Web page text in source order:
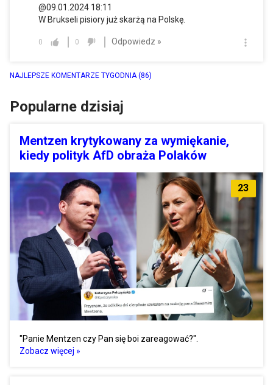
@09.01.2024 18:11
W Brukseli pisiory już skarżą na Polskę.
0 0 Odpowiedz »
NAJLEPSZE KOMENTARZE TYGODNIA(86)
Popularne dzisiaj
Mentzen krytykowany za wymiękanie,
kiedy polityk AfD obraża Polaków
23
"Panie Mentzen czy Pan się boi zareagować?".
Zobacz więcej »